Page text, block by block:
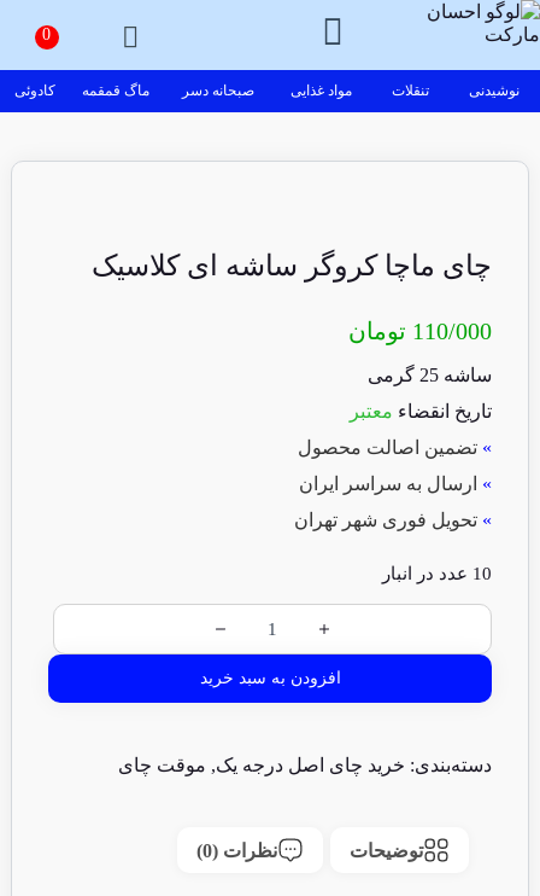
نوشیدنی تنقلات مواد غذایی صبحانه دسر ماگ قمقمه کادوئی
چای ماچا کروگر ساشه ای کلاسیک
110/000 تومان
ساشه 25 گرمی
تاریخ انقضاء معتبر
» تضمین اصالت محصول
» ارسال به سراسر ایران
» تحویل فوری شهر تهران
10 عدد در انبار
افزودن به سبد خرید
دسته‌بندی: خرید چای اصل درجه یک, موقت چای
توضیحات نظرات (0)